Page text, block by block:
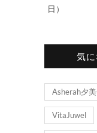
日）
気
Asherah夕
VitaJuwel